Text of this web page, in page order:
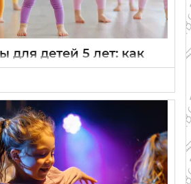
для детей 5 лет: как
стиль танца